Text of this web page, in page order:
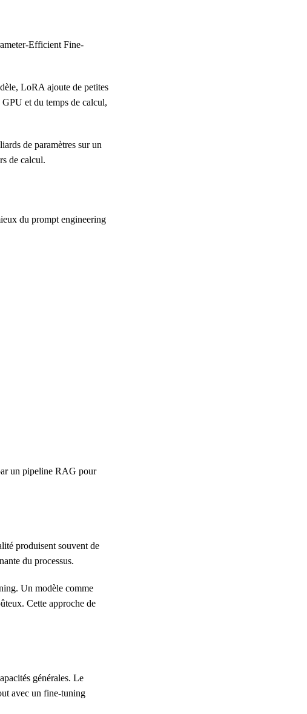
Efficient Fine-
LoRA ajoute de petites
et du temps de calcul,
de paramètres sur un
de calcul.
du prompt engineering
un pipeline RAG pour
produisent souvent de
du processus.
Un modèle comme
Cette approche de
générales. Le
avec un fine-tuning